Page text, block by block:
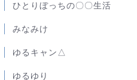
ひとりぼっちの〇〇生活
みなみけ
ゆるキャン△
ゆるゆり